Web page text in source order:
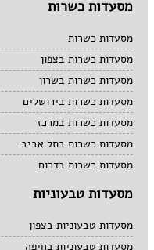
מסעדות כשרות
מסעדות כשרות
מסעדות כשרות בצפון
מסעדות כשרות בשרון
מסעדות כשרות בירושלים
מסעדות כשרות במרכז
מסעדות כשרות בתל אביב
מסעדות כשרות בדרום
מסעדות טבעוניות
מסעדות טבעוניות בצפון
מסעדות טבעוניות בחיפה